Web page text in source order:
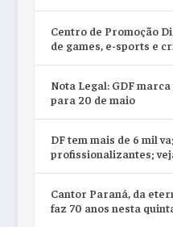
Centro de Promoção
de games, e-sports e
Nota Legal: GDF
para 20 de maio
DF tem mais de 6 mil
profissionalizantes;
Cantor Paraná, da
faz 70 anos nesta